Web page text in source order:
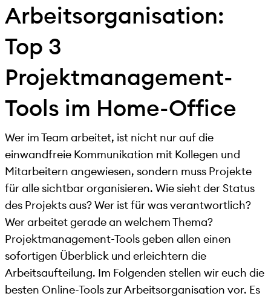
Arbeitsorganisation:
Top 3
Projektmanagement-
Tools im Home-Office
Wer im Team arbeitet, ist nicht nur auf die
einwandfreie Kommunikation mit Kollegen und
Mitarbeitern angewiesen, sondern muss Projekte
für alle sichtbar organisieren. Wie sieht der Status
des Projekts aus? Wer ist für was verantwortlich?
Wer arbeitet gerade an welchem Thema?
Projektmanagement-Tools geben allen einen
sofortigen Überblick und erleichtern die
Arbeitsaufteilung. Im Folgenden stellen wir euch die
besten Online-Tools zur Arbeitsorganisation vor. Es